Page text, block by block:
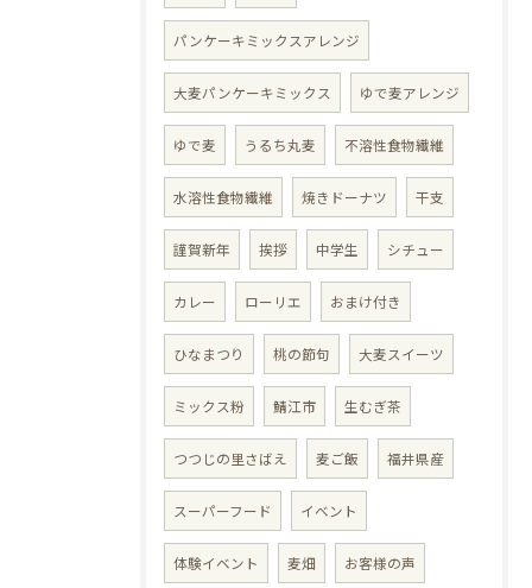
パンケーキミックスアレンジ
大麦パンケーキミックス ゆで麦アレンジ
ゆで麦 うるち丸麦 不溶性食物繊維
水溶性食物繊維 焼きドーナツ 干支
謹賀新年 挨拶 中学生 シチュー
カレー ローリエ おまけ付き
ひなまつり 桃の節句 大麦スイーツ
ミックス粉 鯖江市 生むぎ茶
つつじの里さばえ 麦ご飯 福井県産
スーパーフード イベント
体験イベント 麦畑 お客様の声